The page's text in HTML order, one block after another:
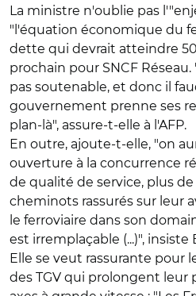
La ministre n'oublie pas
"l'équation économique du
dette qui devrait atteindre
prochain pour SNCF
pas soutenable, et donc il
gouvernement prenne ses
plan-là", assure-t-elle à l'AFP.
En outre, ajoute-t-elle, "on
ouverture à la concurrence
de qualité de service, plus
cheminots rassurés sur leur
le ferroviaire dans son
est irremplaçable (...)", insiste
Elle se veut rassurante pour
des TGV qui prolongent leur